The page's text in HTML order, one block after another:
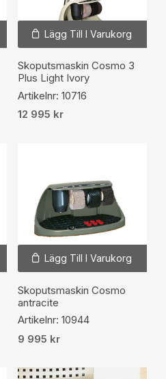
Lägg Till I Varukorg
Skoputsmaskin Cosmo 3
Plus Light Ivory
Artikelnr: 10716
12 995 kr
Lägg Till I Varukorg
Skoputsmaskin Cosmo
antracite
Artikelnr: 10944
9 995 kr